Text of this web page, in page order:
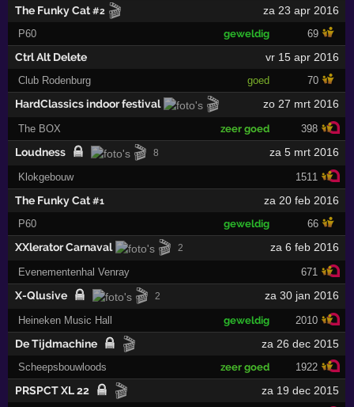
The Funky Cat #2 🎬 za 23 apr 2016
P60 geweldig 69
Ctrl Alt Delete vr 15 apr 2016
Club Rodenburg goed 70
HardClassics indoor festival 🎬 zo 27 mrt 2016
The BOX zeer goed 398
Loudness 🎬 8 za 5 mrt 2016
Klokgebouw 1511
The Funky Cat #1 za 20 feb 2016
P60 geweldig 66
XXlerator Carnaval 🎬 2 za 6 feb 2016
Evenementenhal Venray 671
X-Qlusive 🎬 2 za 30 jan 2016
Heineken Music Hall geweldig 2010
De Tijdmachine 🎬 za 26 dec 2015
Scheepsbouwloods zeer goed 1922
PRSPCT XL 22 🎬 za 19 dec 2015